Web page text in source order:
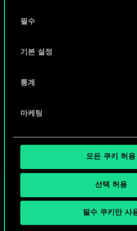
쿠키 사용에 관한 세부 사항이나
필수
기본 설정
통계
마케팅
모든 쿠키 허용
선택 허용
필수 쿠키만 사
궨트 한 판 어떠